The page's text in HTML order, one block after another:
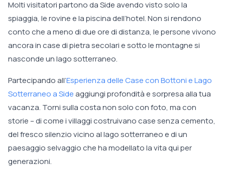
Molti visitatori partono da Side avendo visto solo la
spiaggia, le rovine e la piscina dell’hotel. Non si rendono
conto che a meno di due ore di distanza, le persone vivono
ancora in case di pietra secolari e sotto le montagne si
nasconde un lago sotterraneo.
Partecipando all’Esperienza delle Case con Bottoni e Lago
Sotterraneo a Sideaggiungi profondità e sorpresa alla tua
vacanza. Torni sulla costa non solo con foto, ma con
storie – di come i villaggi costruivano case senza cemento,
del fresco silenzio vicino al lago sotterraneo e di un
paesaggio selvaggio che ha modellato la vita qui per
generazioni.